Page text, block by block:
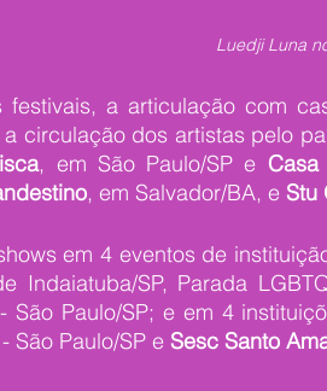
Luedji Luna
festivais, a articulação com
a circulação dos artistas pelo
, em São Paulo/SP e Casa
, em Salvador/BA, e Stu
em 4 eventos de
Indaiatuba/SP, Parada
São Paulo/SP; e em 4
- São Paulo/SP e Sesc Santo